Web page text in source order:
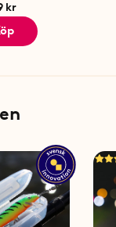
kr